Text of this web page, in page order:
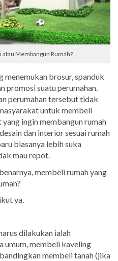
atau Membangun Rumah?
menemukan brosur, spanduk
promosi suatu perumahan.
perumahan tersebut tidak
untuk membeli
ingin membangun rumah
dan interior sesuai rumah
biasanya lebih suka
mau repot.
membeli rumah yang
ya.
dilakukan ialah
umum, membeli kaveling
membeli tanah (jika